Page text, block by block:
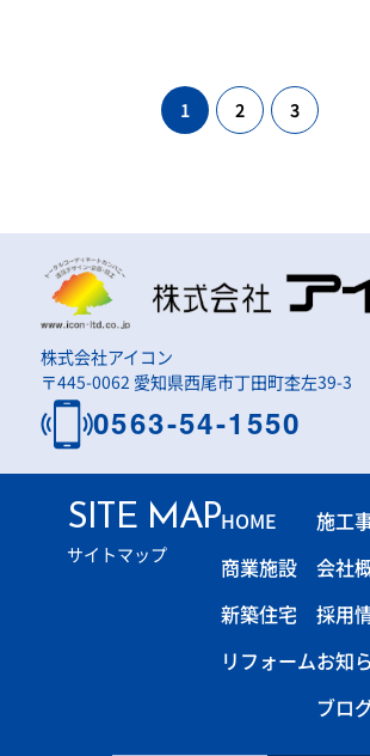
1 2 3
株式会社アイコン
〒445-0062 愛知県西尾市丁田町杢左39-3
0563-54-1550
SITE MAP
サイトマップ
HOME
商業施設
新築住宅
リフォーム
施工
会社
採用
お知
ブロ